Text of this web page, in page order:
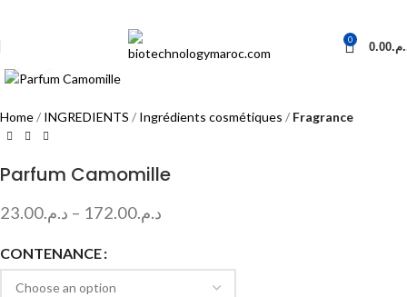
0 0.00
Click to enlarge
Home INGREDIENTS Ingrédients cosmétiques Fragrance
Parfum Camomille
د.م.23.00 – د.م.172.00
CONTENANCE